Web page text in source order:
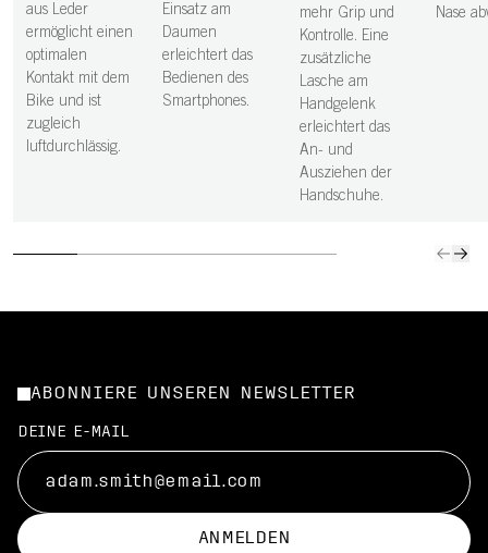
aus Leder
ermöglicht einen
optimalen
Kontakt mit dem
Bike und ist
zugleich
luftdurchlässig.
Einsatz am
Daumen
erleichtert das
Bedienen des
Smartphones.
mehr Grip und
Kontrolle. Eine
zusätzliche
Lasche am
Handgelenk
erleichtert das
An- und
Ausziehen der
Handschuhe.
Nase
ABONNIERE UNSEREN NEWSLETTER
DEINE E-MAIL
ANMELDEN